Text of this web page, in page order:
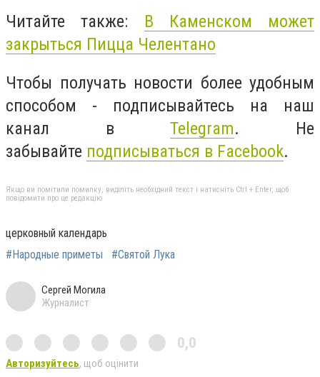
Читайте также: В Каменском может
закрыться Пицца Челентано
Чтобы получать новости более удобным
способом - подписывайтесь на наш
канал вTelegram. Не
забывайте подписываться в Facebook.
Якщо ви помітили помилку, виділіть необхідний текст і натисніть Ctrl + Enter, щоб
повідомити про це редакцію
церковный календарь
#Народные приметы
#Святой Лука
Сергей Могила
Журналист
0,0
Авторизуйтесь, щоб оцінити